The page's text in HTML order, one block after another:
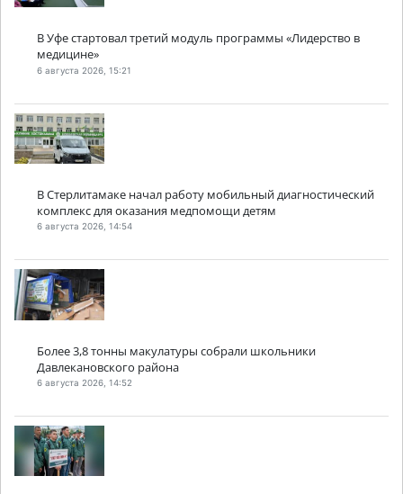
В Уфе стартовал третий модуль программы «Лидерство в
медицине»
6 августа 2026, 15:21
В Стерлитамаке начал работу мобильный диагностический
комплекс для оказания медпомощи детям
6 августа 2026, 14:54
Более 3,8 тонны макулатуры собрали школьники
Давлекановского района
6 августа 2026, 14:52